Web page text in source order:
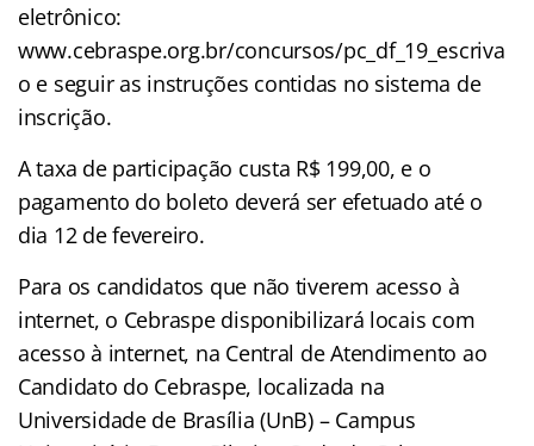
eletrônico:
www.cebraspe.org.br/concursos/pc_df_19_escriva
o e seguir as instruções contidas no sistema de
inscrição.
A taxa de participação custa R$ 199,00, e o
pagamento do boleto deverá ser efetuado até o
dia 12 de fevereiro.
Para os candidatos que não tiverem acesso à
internet, o Cebraspe disponibilizará locais com
acesso à internet, na Central de Atendimento ao
Candidato do Cebraspe, localizada na
Universidade de Brasília (UnB) – Campus